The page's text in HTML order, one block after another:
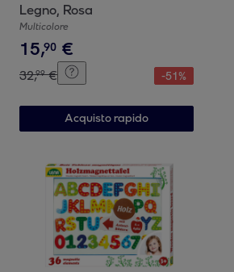
Legno, Rosa
Multicolore
15,90 €
32,99 € -51%
Acquisto rapido